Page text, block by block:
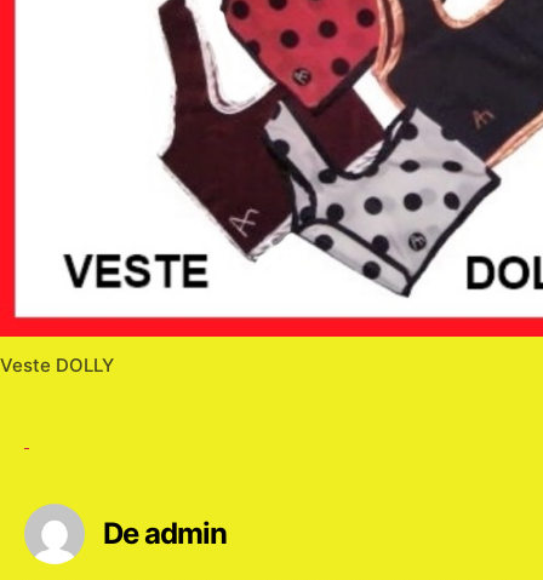
Veste DOLLY
De admin